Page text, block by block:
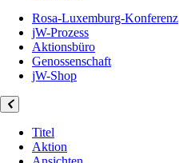
Rosa-Luxemburg-Konferenz
jW-Prozess
Aktionsbüro
Genossenschaft
jW-Shop
Titel
Aktion